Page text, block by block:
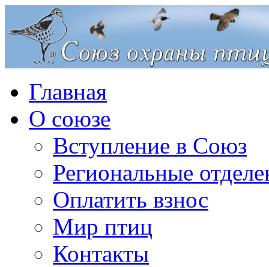
Главная
О союзе
Вступление в Союз
Региональные
Оплатить взнос
Мир птиц
Контакты